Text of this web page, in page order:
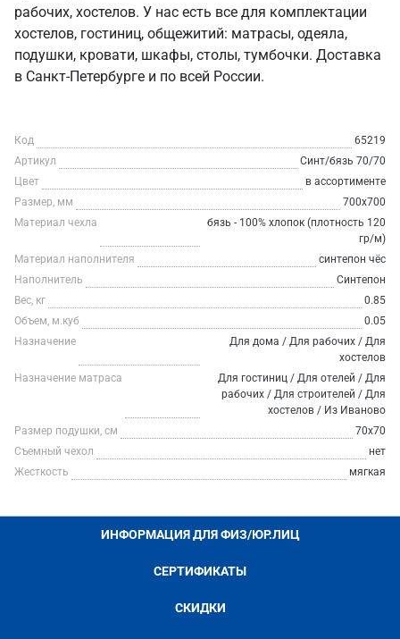
рабочих, хостелов. У нас есть все для комплектации
хостелов, гостиниц, общежитий: матрасы, одеяла,
подушки, кровати, шкафы, столы, тумбочки. Доставка
в Санкт‑Петербурге и по всей России.
Код
65219
Артикул
Синт/бязь 70/70
Цвет
в ассортименте
Размер, мм
700х700
Материал чехла
бязь - 100% хлопок (плотность 120
гр/м)
Материал наполнителя
синтепон чёс
Наполнитель
Синтепон
Вес, кг
0.85
Объем, м.куб
0.05
Назначение
Для дома / Для рабочих / Для
хостелов
Назначение матраса
Для гостиниц / Для отелей / Для
рабочих / Для строителей / Для
хостелов / Из Иваново
Размер подушки, см
70х70
Съемный чехол
нет
Жесткость
мягкая
ИНФОРМАЦИЯ ДЛЯ ФИЗ/ЮР.ЛИЦ
СЕРТИФИКАТЫ
СКИДКИ